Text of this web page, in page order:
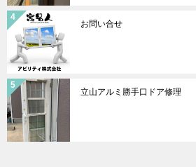
お問い合せ
立山アルミ勝手口ドア修理